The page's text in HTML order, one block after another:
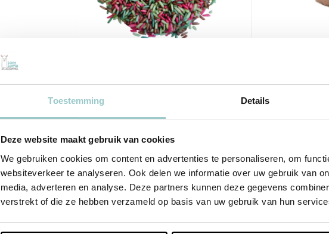
Toestemming Details
Deze website maakt gebruik van cookies
We gebruiken cookies om content en advertenties te personaliseren, om
websiteverkeer te analyseren. Ook delen we informatie over uw gebruik van
media, adverteren en analyse. Deze partners kunnen deze gegevens
verstrekt of die ze hebben verzameld op basis van uw gebruik van hun
10,99 3,99